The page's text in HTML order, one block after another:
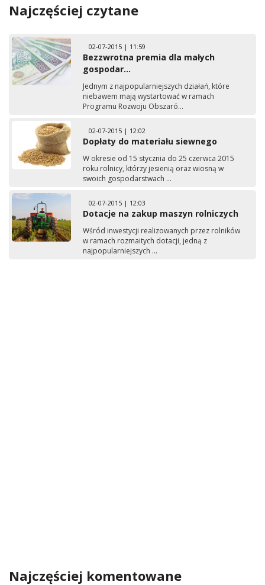
Najczęściej czytane
02-07-2015 | 11:59
Bezzwrotna premia dla małych
gospodar...
Jednym z najpopularniejszych działań, które
niebawem mają wystartować w ramach
Programu Rozwoju Obszaró...
02-07-2015 | 12:02
Dopłaty do materiału siewnego
W okresie od 15 stycznia do 25 czerwca 2015
roku rolnicy, którzy jesienią oraz wiosną w
swoich gospodarstwach ...
02-07-2015 | 12:03
Dotacje na zakup maszyn rolniczych
Wśród inwestycji realizowanych przez rolników
w ramach rozmaitych dotacji, jedną z
najpopularniejszych ...
Najczęściej komentowane